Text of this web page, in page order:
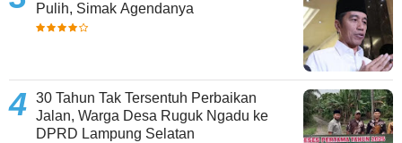
Pulih, Simak Agendanya
30 Tahun Tak Tersentuh Perbaikan
Jalan, Warga Desa Ruguk Ngadu ke
DPRD Lampung Selatan